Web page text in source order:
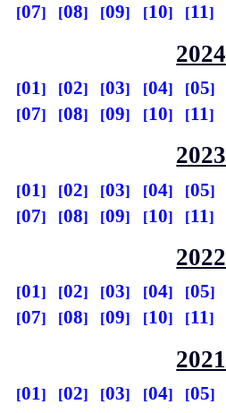
07
08 09 10 11
2024
01 02 03 04 05
07
08 09 10 11
2023
01 02 03 04 05
07
08 09 10 11
2022
01 02 03 04 05
07
08 09 10 11
2021
01 02 03 04 05